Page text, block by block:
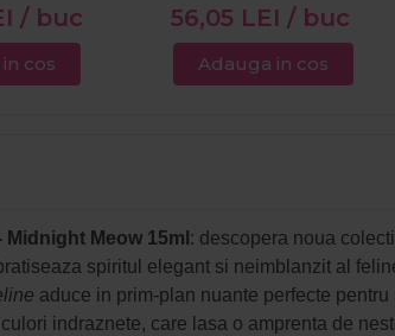
/ buc
cos
56,05 LEI / buc
Adauga in cos
Meow 15ml : descopera noua
spiritul elegant si neimblanzit al
aduce in prim-plan nuante perfecte
indraznete, care lasa o amprenta de